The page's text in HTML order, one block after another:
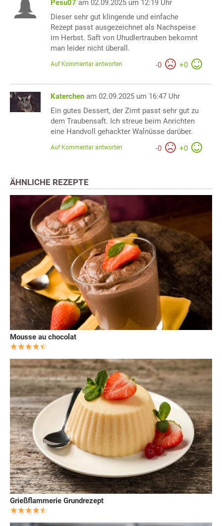
Pesu07 am 02.09.2025 um 12:19 Uhr
Dieser sehr gut klingende und einfache
Rezept passt ausgezeichnet als Nachspeise
im Herbst. Saft von Uhudlertrauben bekomnt
man leider nicht überall.
-0 +0
Auf Kommentar antworten
Katerchen am 02.09.2025 um 16:47 Uhr
Ein gutes Dessert, der Zimt passt sehr gut zu
dem Traubensaft. Ich streue beim Anrichten
eine Handvoll gehackter Walnüsse darüber.
-0 +0
Auf Kommentar antworten
ÄHNLICHE REZEPTE
Mousse au chocolat
Grießflammerie Grundrezept